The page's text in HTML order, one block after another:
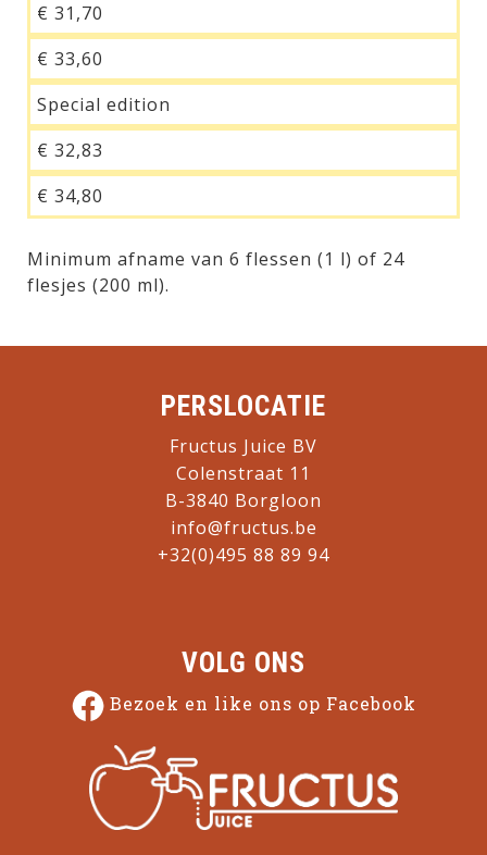
€ 31,70
€ 33,60
Special edition
€ 32,83
€ 34,80
Minimum afname van 6 flessen (1 l) of 24
flesjes (200 ml).
PERSLOCATIE
Fructus Juice BV
Colenstraat 11
B-3840 Borgloon
info@fructus.be
+32(0)495 88 89 94
VOLG ONS
Bezoek en like ons op Facebook